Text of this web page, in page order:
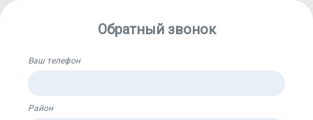
Обратный звонок
Ваш телефон
Район